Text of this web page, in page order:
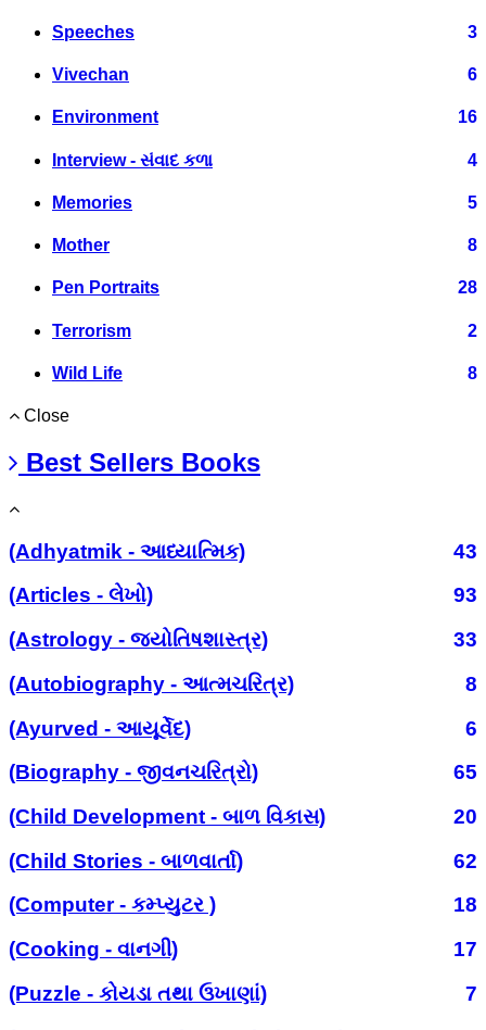
Speeches 3
Vivechan 6
Environment 16
Interview - સંવાદ કળા 4
Memories 5
Mother 8
Pen Portraits 28
Terrorism 2
Wild Life 8
Close
Best Sellers Books
(Adhyatmik - આધ્યાત્મિક)
43
(Articles - લેખો)
93
(Astrology - જ્યોતિષશાસ્ત્ર)
33
(Autobiography - આત્મચરિત્ર)
8
(Ayurved - આયૂર્વેદ)
6
(Biography - જીવનચરિત્રો)
65
(Child Development - બાળ વિકાસ)
20
(Child Stories - બાળવાર્તા)
62
(Computer - કમ્પ્યુટર )
18
(Cooking - વાનગી)
17
(Puzzle - કોયડા તથા ઉખાણાં)
7